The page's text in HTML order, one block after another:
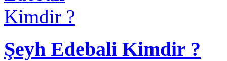
Şeyh Edebali Kimdir ?